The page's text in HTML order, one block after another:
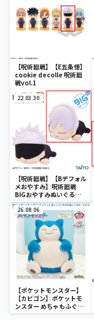
【呪術廻戦】【E五条悟】
cookie decolle 呪術廻
戦vol.1
22.03.30
【呪術廻戦】【Bデフォル
メおやすみ】呪術廻戦
BIGおやすみぬいぐるみ
五条悟
26.08.06
【ポケットモンスター】
【カビゴン】ポケットモ
ンスター めちゃもふぐっ
と ほっこりいやされぬい